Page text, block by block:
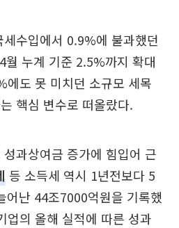
수입에서 0.9%에 불과했던
월 누계 기준 2.5%까지 확대
에도 못 미치던 소규모 세목
핵심 변수로 떠올랐다.
과상여금 증가에 힘입어 근
등 소득세 역시 1년전보다 5
난 44조7000억원을 기록했
업의 올해 실적에 따른 성과